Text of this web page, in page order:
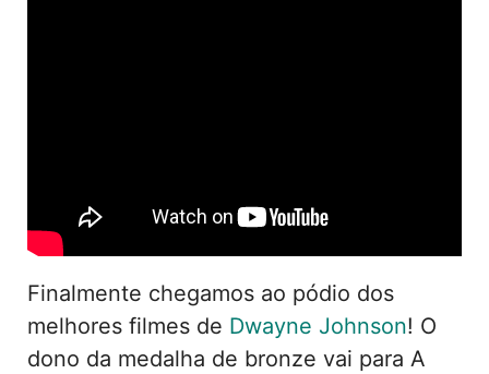
Finalmente chegamos ao pódio dos
melhores filmes de Dwayne Johnson! O
dono da medalha de bronze vai para A